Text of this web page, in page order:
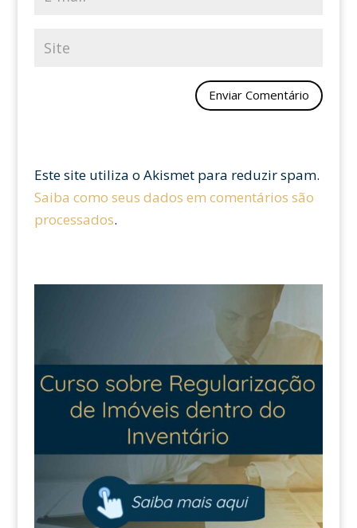
Este site utiliza o Akismet para reduzir spam.
Saiba como seus dados em comentários são
processados.